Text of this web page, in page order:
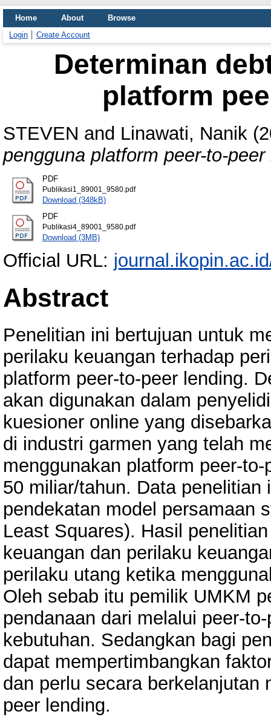
Home About
Browse
Login
Create Account
Determinan
platform
STEVEN and Linawati, Nanik
pengguna platform peer-to-peer
PDF
Publikasi1_89001_9580.pdf
Download (348kB)
PDF
Publikasi4_89001_9580.pdf
Download (3MB)
Official URL:
Abstract
Penelitian ini bertujuan untuk
perilaku keuangan terhadap
platform peer-to-peer lending.
akan digunakan dalam
kuesioner online yang
di industri garmen yang telah
menggunakan platform peer-
50 miliar/tahun. Data
pendekatan model persamaan
Least Squares). Hasil
keuangan dan perilaku
perilaku utang ketika
Oleh sebab itu pemilik UMKM
pendanaan dari melalui peer-
kebutuhan. Sedangkan bagi
dapat mempertimbangkan
dan perlu secara berkelanjutan
peer lending.